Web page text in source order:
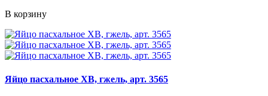
В корзину
Яйцо пасхальное ХВ, гжель, арт. 3565